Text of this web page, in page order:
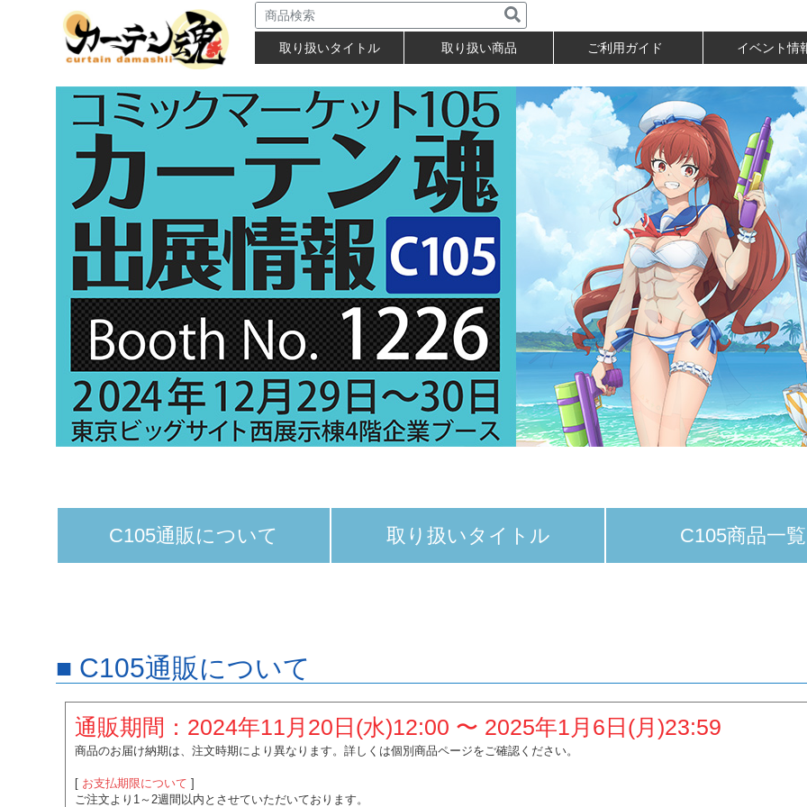
取り扱いタイトル 取り扱い商品 ご利用ガイド イベント情
C105通販について 取り扱いタイトル C105商品一覧
■ C105通販について
通販期間：2024年11月20日(水)12:00 〜 2025年1月6日(月)23:59
商品のお届け納期は、注文時期により異なります。詳しくは個別商品ページをご確認ください。
[ お支払期限について ]
ご注文より1～2週間以内とさせていただいております。